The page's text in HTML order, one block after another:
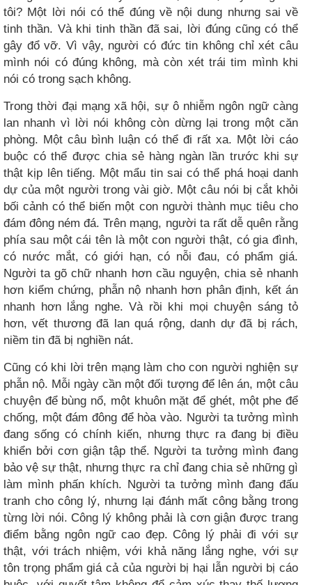
tôi? Một lời nói có thể đúng về nội dung nhưng sai về
tinh thần. Và khi tinh thần đã sai, lời đúng cũng có thể
gây đổ vỡ. Vì vậy, người có đức tin không chỉ xét câu
mình nói có đúng không, mà còn xét trái tim mình khi
nói có trong sạch không.
Trong thời đại mạng xã hội, sự ô nhiễm ngôn ngữ càng
lan nhanh vì lời nói không còn dừng lại trong một căn
phòng. Một câu bình luận có thể đi rất xa. Một lời cáo
buộc có thể được chia sẻ hàng ngàn lần trước khi sự
thật kịp lên tiếng. Một mẩu tin sai có thể phá hoại danh
dự của một người trong vài giờ. Một câu nói bị cắt khỏi
bối cảnh có thể biến một con người thành mục tiêu cho
đám đông ném đá. Trên mạng, người ta rất dễ quên rằng
phía sau một cái tên là một con người thật, có gia đình,
có nước mắt, có giới hạn, có nỗi đau, có phẩm giá.
Người ta gõ chữ nhanh hơn cầu nguyện, chia sẻ nhanh
hơn kiểm chứng, phẫn nộ nhanh hơn phân định, kết án
nhanh hơn lắng nghe. Và rồi khi mọi chuyện sáng tỏ
hơn, vết thương đã lan quá rộng, danh dự đã bị rách,
niềm tin đã bị nghiền nát.
Cũng có khi lời trên mạng làm cho con người nghiện sự
phẫn nộ. Mỗi ngày cần một đối tượng để lên án, một câu
chuyện để bùng nổ, một khuôn mặt để ghét, một phe để
chống, một đám đông để hòa vào. Người ta tưởng mình
đang sống có chính kiến, nhưng thực ra đang bị điều
khiển bởi cơn giận tập thể. Người ta tưởng mình đang
bảo vệ sự thật, nhưng thực ra chỉ đang chia sẻ những gì
làm mình phấn khích. Người ta tưởng mình đang đấu
tranh cho công lý, nhưng lại đánh mất công bằng trong
từng lời nói. Công lý không phải là cơn giận được trang
điểm bằng ngôn ngữ cao đẹp. Công lý phải đi với sự
thật, với trách nhiệm, với khả năng lắng nghe, với sự
tôn trọng phẩm giá cả của người bị hại lẫn người bị cáo